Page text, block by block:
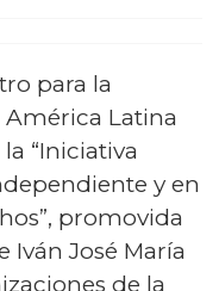
para la
Latina
“Iniciativa
y en
promovida
Iván José María
de la